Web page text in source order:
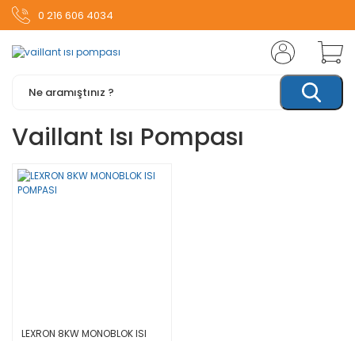
0 216 606 4034
Vaillant Isı Pompası
LEXRON 8KW MONOBLOK ISI